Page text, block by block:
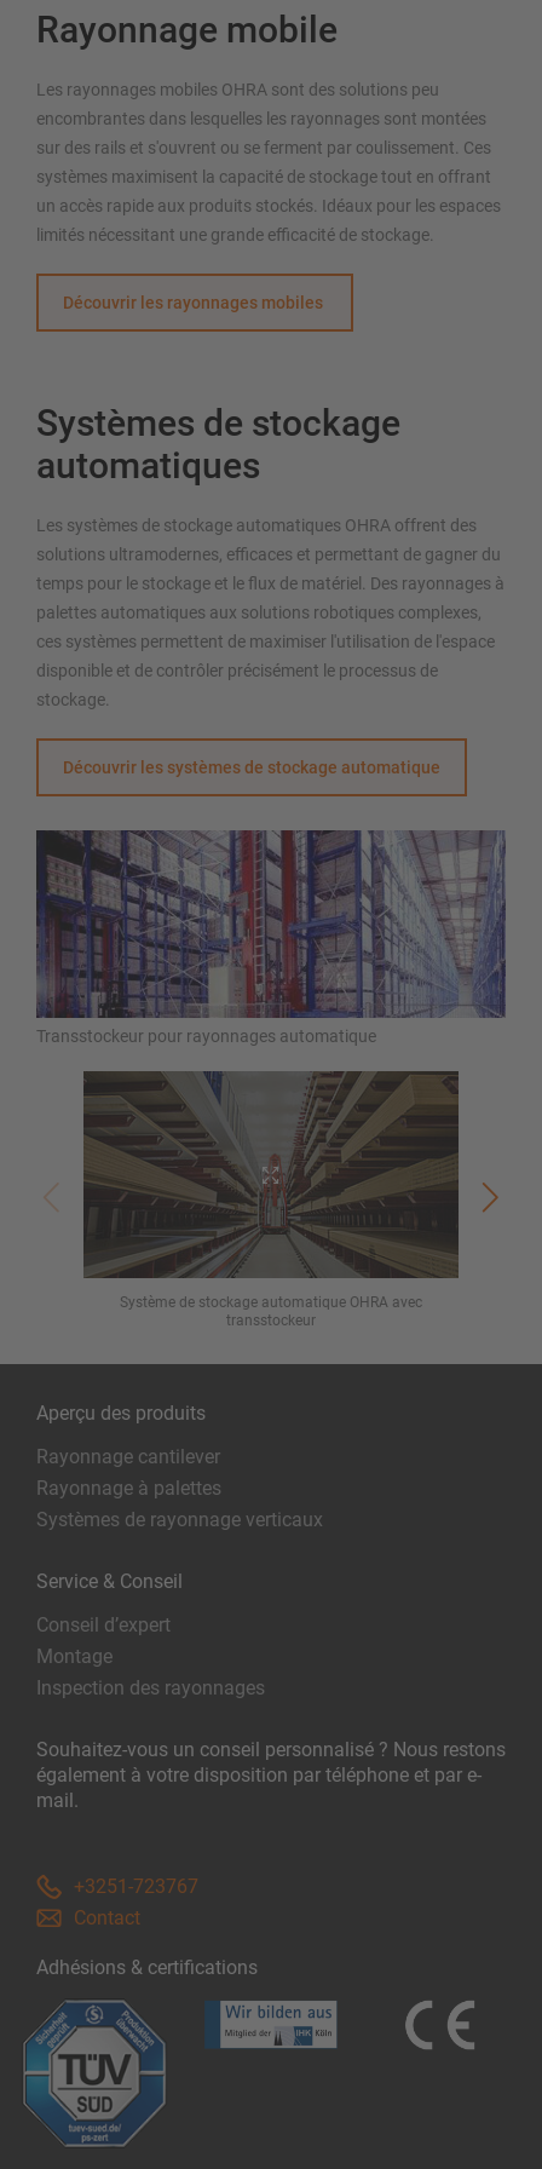
Rayonnage mobile
Les rayonnages mobiles OHRA sont des solutions peu
encombrantes dans lesquelles les rayonnages sont montées
sur des rails et s'ouvrent ou se ferment par coulissement. Ces
systèmes maximisent la capacité de stockage tout en offrant
un accès rapide aux produits stockés. Idéaux pour les espaces
limités nécessitant une grande efficacité de stockage.
Découvrir les rayonnages mobiles
Systèmes de stockage
automatiques
Les systèmes de stockage automatiques OHRA offrent des
solutions ultramodernes, efficaces et permettant de gagner du
temps pour le stockage et le flux de matériel. Des rayonnages à
palettes automatiques aux solutions robotiques complexes,
ces systèmes permettent de maximiser l'utilisation de l'espace
disponible et de contrôler précisément le processus de
stockage.
Découvrir les systèmes de stockage automatique
Transstockeur pour rayonnages automatique
Système de stockage automatique OHRA avec
transstockeur
Aperçu des produits
Rayonnage cantilever
Rayonnage à palettes
Systèmes de rayonnage verticaux
Service & Conseil
Conseil d’expert
Montage
Inspection des rayonnages
Souhaitez-vous un conseil personnalisé ? Nous restons
également à votre disposition par téléphone et par e-
mail.
+3251-723767
Contact
Adhésions & certifications